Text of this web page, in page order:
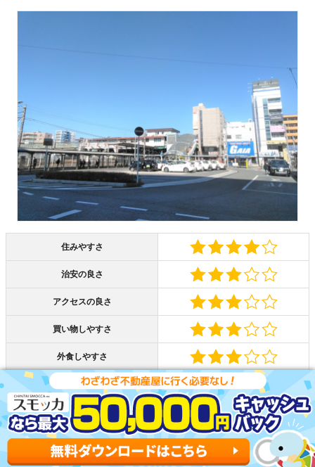
住みやすさ
治安の良さ
アクセスの良さ
買い物しやすさ
外食しやすさ
家賃の安さ
蘇我駅は、東京駅に出やすいベッドタウンです。JRの3路
線が使え、京葉線で約45分で東京駅まで行けます。始発駅
のため、通勤ラッシュ時でも座って移動できます。